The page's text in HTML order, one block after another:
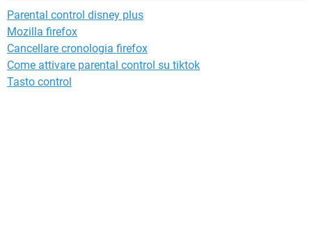
Parental control disney plus
Mozilla firefox
Cancellare cronologia firefox
Come attivare parental control su tiktok
Tasto control